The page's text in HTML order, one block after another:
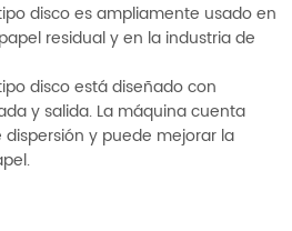
disco es ampliamente usado en
residual y en la industria de
disco está diseñado con
y salida. La máquina cuenta
y puede mejorar la